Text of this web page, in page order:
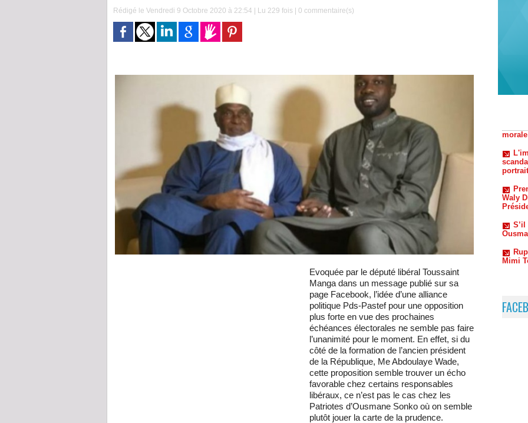
Rédigé le Vendredi 9 Octobre 2020 à 22:54 | Lu 229 fois | 0 commentaire(s)
Evoquée par le député libéral Toussaint
Manga dans un message publié sur sa
page Facebook, l’idée d’une alliance
politique Pds-Pastef pour une opposition
plus forte en vue des prochaines
échéances électorales ne semble pas faire
l’unanimité pour le moment. En effet, si du
côté de la formation de l’ancien président
de la République, Me Abdoulaye Wade,
cette proposition semble trouver un écho
favorable chez certains responsables
libéraux, ce n’est pas le cas chez les
Patriotes d’Ousmane Sonko où on semble
plutôt jouer la carte de la prudence.
Waly
Mimi